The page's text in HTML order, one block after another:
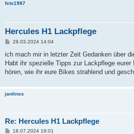
fxtx1987
Hercules H1 Lackpflege
B
i
r
a
28.03.2024 14:04
ich mach mir in letzter Zeit Gedanken über
Habt ihr spezielle Tipps zur Lackpflege eurer
hören, wie ihr eure Bikes strahlend und
janlinss
Re: Hercules H1 Lackpflege
B18.07.2024 19:01